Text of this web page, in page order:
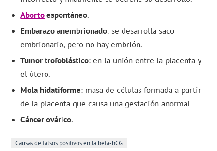
Abortoespontáneo.
Embarazo anembrionado: se desarrolla saco
embrionario, pero no hay embrión.
Tumor trofoblástico: en la unión entre la placenta y
el útero.
Mola hidatiforme: masa de células formada a partir
de la placenta que causa una gestación anormal.
Cáncer ovárico.
Causas de falsos positivos en la beta-hCG